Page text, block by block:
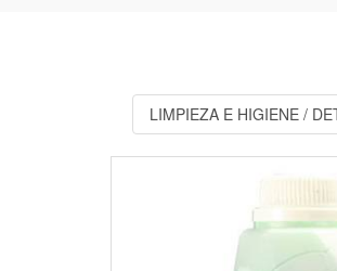
LIMPIEZA E HIGIENE /